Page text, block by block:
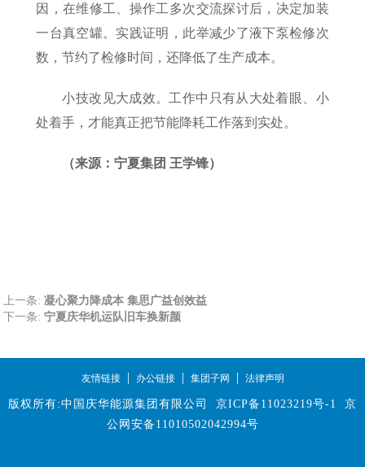
因，在维修工、操作工多次交流探讨后，决定加装
一台真空罐。实践证明，此举减少了液下泵检修次
数，节约了检修时间，还降低了生产成本。
小技改见大成效。工作中只有从大处着眼、小
处着手，才能真正把节能降耗工作落到实处。
（来源：宁夏集团 王学锋）
上一条:凝心聚力降成本 集思广益创效益
下一条:宁夏庆华机运队旧车换新颜
友情链接 | 办公链接 | 集团子网 | 法律声明
版权所有:中国庆华能源集团有限公司 京ICP备11023219号-1
京
公网安备11010502042994号